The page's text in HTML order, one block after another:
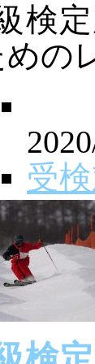
検
めの
受